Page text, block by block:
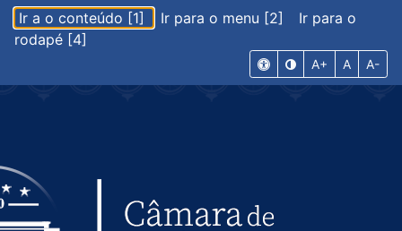
Ir a o conteúdo [1] Ir para o menu [2]
Ir para o
rodapé [4]
A+ A A-